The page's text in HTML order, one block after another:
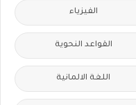
الفيزياء
القواعد النحوية
اللغة الالمانية